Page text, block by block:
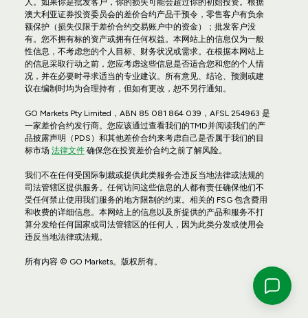
人。如果你是批发客户，你的损失可能会超过你的初始投资。根据
澳大利亚证券投资委员会的差价合约产品干预令，零售客户有负余
额保护（损失仅限于差价合约交易账户中的资金）；批发客户没
有。您不拥有标的资产或拥有任何权益。本网站上的信息仅为一般
性信息，不考虑您的个人目标、财务状况或需求。在根据本网站上
的信息采取行动之前，您应考虑这些信息是否适合您和您的个人情
况，并在必要时寻求适当的专业建议。所有意见、结论、预测或建
议在编制时均为合理持有，但如有更改，恕不另行通知。
GO Markets Pty Limited，ABN 85 081 864 039，AFSL 254963 是
一家差价合约发行商。您应该通过查看我们的TMD并阅读我们的产
品披露声明（PDS）和其他差价合约来考虑自己是否属于我们的目
标市场 法律文件确保您在投资差价合约之前了解风险。
我们不在任何受国际制裁或提供此类服务会违反当地法律或法规的
司法管辖区提供服务。任何访问这些信息的人都有责任确保他们不
受任何禁止使用我们服务的地方限制的约束。相关的 FSG 包含费用
和收费的详细信息。本网站上的信息以及所提供的产品和服务不打
算分发给任何国家或司法管辖区的任何人，因为此类分发或使用会
违反当地法律或法规。
所有内容 © GO Markets。版权所有。